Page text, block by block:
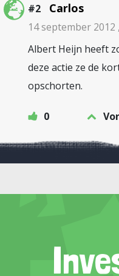
#2 Carlos
14 september 2012
Albert Heijn heeft
deze actie ze de
opschorten.
0